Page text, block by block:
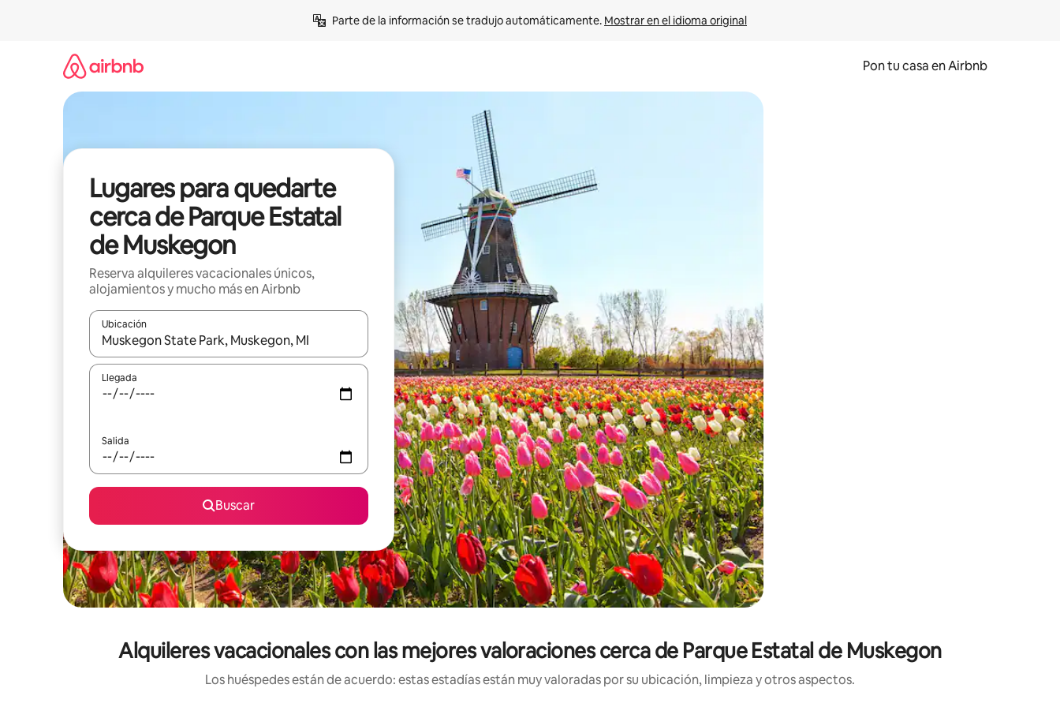
Parte de la información se tradujo automáticamente. Mostrar en el idioma original
Pon tu casa en Airbnb
Lugares para quedarte
cerca de Parque Estatal
de Muskegon
Reserva alquileres vacacionales únicos,
alojamientos y mucho más en Airbnb
Ubicación
Cuando los resultados estén disponibles, navega con las teclas de flecha hacia arriba y hacia abajo o explora con el tacto o desliza el dedo.
Llegada
Salida
Buscar
Alquileres vacacionales con las mejores valoraciones cerca de Parque Estatal de Muskegon
Los huéspedes están de acuerdo: estas estadías están muy valoradas por su ubicación, limpieza y otros aspectos.